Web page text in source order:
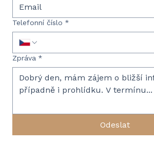
Telefonní číslo *
Zpráva *
Odeslat